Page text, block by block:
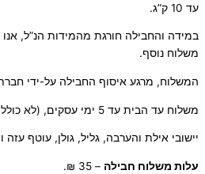
עד 10 ק”ג.
במידה והחבילה חורגת מהמידות הנ”ל,
משלוח נוסף.
המשלוח, מרגע איסוף החבילה על-ידי
משלוח עד הבית עד 5 ימי עסקים, (לא כולל יום ההזמנה, שישי, שבת וחג).
יישובי אילת והערבה, גליל, גולן, עוטף עזה ויהודה
עלות משלוח חבילה – 35 ₪.